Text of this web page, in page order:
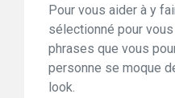
Pour vous aider à y
sélectionné pour
phrases que vous
personne se moque
look.